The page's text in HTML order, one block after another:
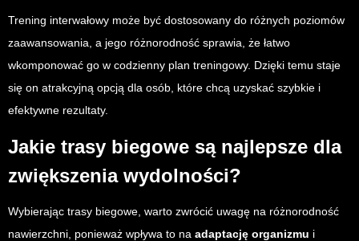
Trening interwałowy może być dostosowany do różnych poziomów
zaawansowania, a jego różnorodność sprawia, że łatwo
wkomponować go w codzienny plan treningowy. Dzięki temu staje
się on atrakcyjną opcją dla osób, które chcą uzyskać szybkie i
efektywne rezultaty.
Jakie trasy biegowe są najlepsze dla
zwiększenia wydolności?
Wybierając trasy biegowe, warto zwrócić uwagę na różnorodność
nawierzchni, ponieważ wpływa to na adaptację organizmu i